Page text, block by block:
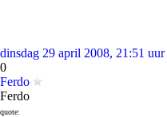
dinsdag 29 april 2008, 21:51 uur
0
Ferdo
Ferdo
quote: